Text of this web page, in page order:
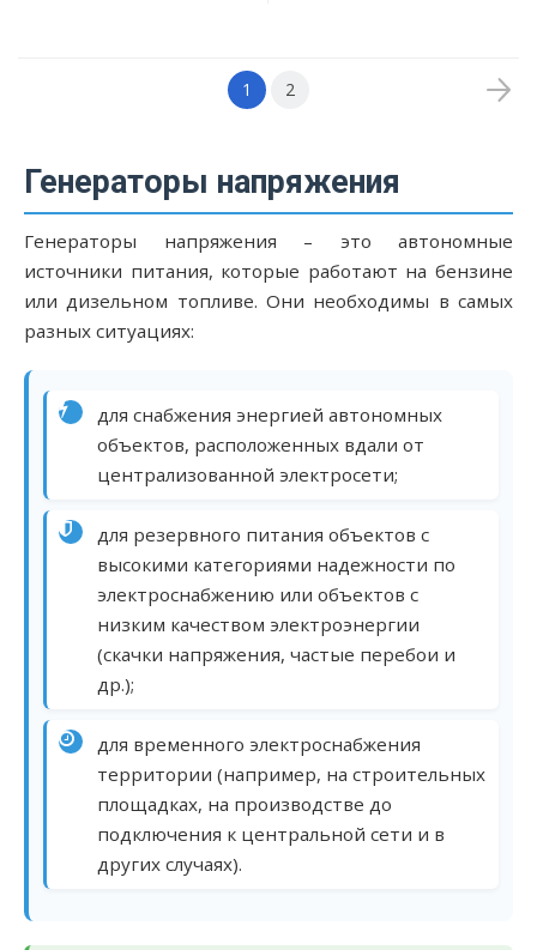
1 2
Генераторы напряжения
Генераторы напряжения – это автономные
источники питания, которые работают на бензине
или дизельном топливе. Они необходимы в самых
разных ситуациях:
для снабжения энергией автономных
объектов, расположенных вдали от
централизованной электросети;
для резервного питания объектов с
высокими категориями надежности по
электроснабжению или объектов с
низким качеством электроэнергии
(скачки напряжения, частые перебои и
др.);
для временного электроснабжения
территории (например, на строительных
площадках, на производстве до
подключения к центральной сети и в
других случаях).